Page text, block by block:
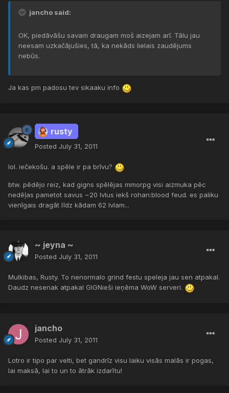
jancho said:
OK, piedāvāšu savam draugam moš aizejam arī. Tālu jau
neesam uzkačājušies, tā, ka nekāds lielais zaudējums
nebūs.
Ja kas pm padosu tev sikaaku info
rusty
Posted July 31, 2011
lol. iečekošu. a spēle ir pa brīvu?
btw. pēdējo reiz, kad gigns spēlējas mmorpg visi aizmuka pēc
nedēļas pametot savus ~20 lvlus iekš rohan:blood feud. es paliku
vienīgais dragāt līdz kādam 62 lvlam...
~ jeyna ~
Posted July 31, 2011
Mulkibas, Rusty. To nenormalo grind festu speleja jau sen atpakal.
Daudz nesenak atpakal GIGNieši ieņēma WoW serveri.
jancho
Posted July 31, 2011
Lotro ir tipo par velti, bet gandrīz visu laiku visās malās ir pogas,
lai maksā, lai to un to ātrāk izdarītu!